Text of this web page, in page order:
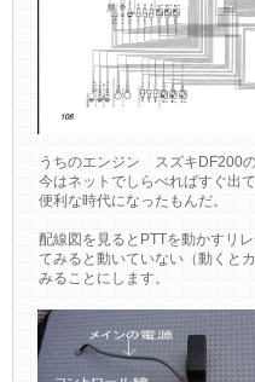
うちのエンジン スズキDF200
今はネットでしらべればすぐ出て
便利な時代になったもんだ。
配線図を見るとPTTを動かすリ
てみると動いていない（動くと
みることにします。